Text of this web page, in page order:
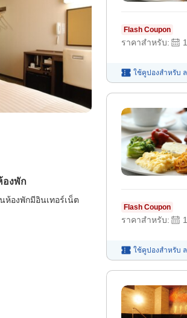
องพัก
ห้องพักมีอินเทอร์เน็ต
Flash Coupon
ราคาสำหรับ: 1
ใช้คูปองสำหรับ
Flash Coupon
ราคาสำหรับ: 1
ใช้คูปองสำหรับ